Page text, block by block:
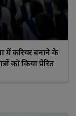
में करियर बनाने के
को किया प्रेरित